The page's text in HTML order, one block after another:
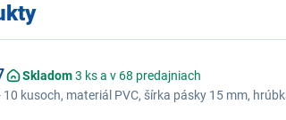
Skladom3 ks a v 68 predajniach
kusoch, materiál PVC, šírka pásky 15 mm,